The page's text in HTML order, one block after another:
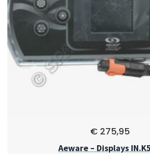
€275,95
Aeware – Displays